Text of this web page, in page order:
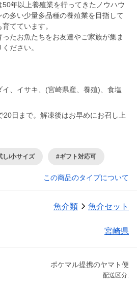
年以上養殖業を行ってきたノウハウ
多い少量多品種の養殖業を目指して
てています。
たお魚たちをお友達やご家族が集ま
、イサキ、(宮崎県産、養殖)、食塩
日まで。解凍後はお早めにお召し上
し/小サイズ #ギフト対応可
この商品のタイプについて
魚介類 魚介セット
宮崎県
ポケマル提携のヤマト便
配送区分: